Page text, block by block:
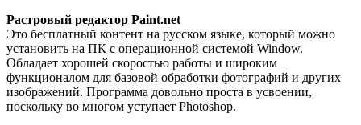
Растровый редактор Paint.net
Это бесплатный контент на русском языке, который можно
установить на ПК с операционной системой Window.
Обладает хорошей скоростью работы и широким
функционалом для базовой обработки фотографий и других
изображений. Программа довольно проста в усвоении,
поскольку во многом уступает Photoshop.